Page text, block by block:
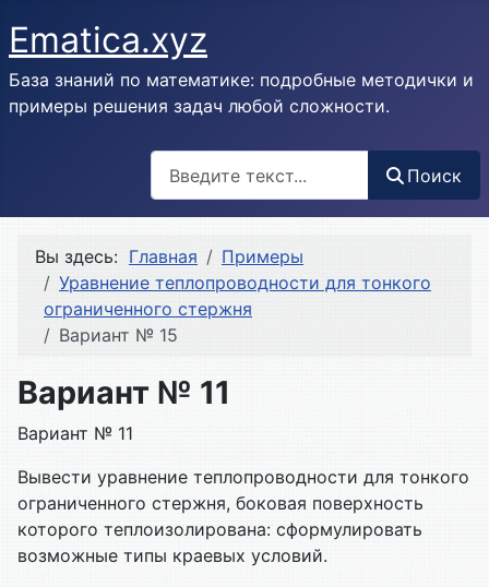
Ematica.xyz
База знаний по математике: подробные методички и
примеры решения задач любой сложности.
Поиск
Вы здесь: Главная
Примеры
Уравнение теплопроводности для тонкого
ограниченного стержня
Вариант № 15
Вариант № 11
Вариант № 11
Вывести уравнение теплопроводности для тонкого
ограниченного стержня, боковая поверхность
которого теплоизолирована: сформулировать
возможные типы краевых условий.